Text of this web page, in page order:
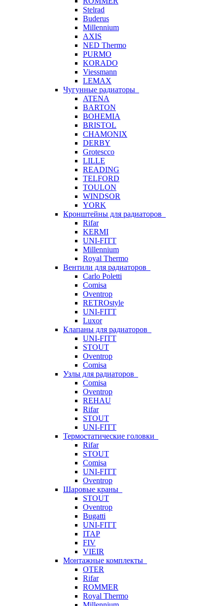
Stelrad
Buderus
Millennium
AXIS
NED Thermo
PURMO
KORADO
Viessmann
LEMAX
Чугунные радиаторы
ATENA
BARTON
BOHEMIA
BRISTOL
CHAMONIX
DERBY
Grotescco
LILLE
READING
TELFORD
TOULON
WINDSOR
YORK
Кронштейны для радиаторов
Rifar
KERMI
UNI-FITT
Millennium
Royal Thermo
Вентили для радиаторов
Carlo Poletti
Comisa
Oventrop
RETROstyle
UNI-FITT
Luxor
Клапаны для радиаторов
UNI-FITT
STOUT
Oventrop
Comisa
Узлы для радиаторов
Comisa
Oventrop
REHAU
Rifar
STOUT
UNI-FITT
Термостатические головки
Rifar
STOUT
Comisa
UNI-FITT
Oventrop
Шаровые краны
STOUT
Oventrop
Bugatti
UNI-FITT
ITAP
FIV
VIEIR
Монтажные комплекты
OTER
Rifar
ROMMER
Royal Thermo